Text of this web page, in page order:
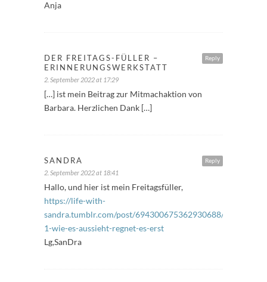
Anja
Reply
DER FREITAGS-FÜLLER –
ERINNERUNGSWERKSTATT
2. September 2022 at 17:29
[…] ist mein Beitrag zur Mitmachaktion von
Barbara. Herzlichen Dank […]
Reply
SANDRA
2. September 2022 at 18:41
Hallo, und hier ist mein Freitagsfüller,
https://life-with-
sandra.tumblr.com/post/694300675362930688/
1-wie-es-aussieht-regnet-es-erst
Lg,SanDra